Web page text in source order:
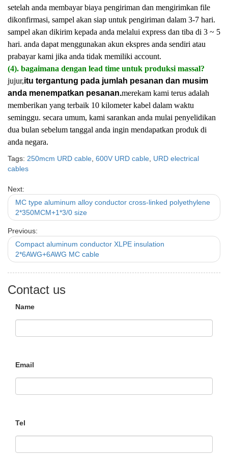
setelah anda membayar biaya pengiriman dan mengirimkan file
dikonfirmasi, sampel akan siap untuk pengiriman dalam 3-7 hari.
sampel akan dikirim kepada anda melalui express dan tiba di 3 ~ 5
hari. anda dapat menggunakan akun ekspres anda sendiri atau
prabayar kami jika anda tidak memiliki account.
(4). bagaimana dengan lead time untuk produksi massal?
jujur,itu tergantung pada jumlah pesanan dan musim
anda menempatkan pesanan.merekam kami terus adalah
memberikan yang terbaik 10 kilometer kabel dalam waktu
seminggu. secara umum, kami sarankan anda mulai penyelidikan
dua bulan sebelum tanggal anda ingin mendapatkan produk di
anda negara.
Tags: 250mcm URD cable 600V URD cable URD electrical
cables
Next:
MC type aluminum alloy conductor cross-linked polyethylene
2*350MCM+1*3/0 size
Previous:
Compact aluminum conductor XLPE insulation
2*6AWG+6AWG MC cable
Contact us
Name
Email
Tel